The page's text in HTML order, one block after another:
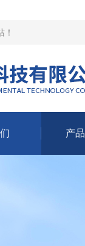
！
产